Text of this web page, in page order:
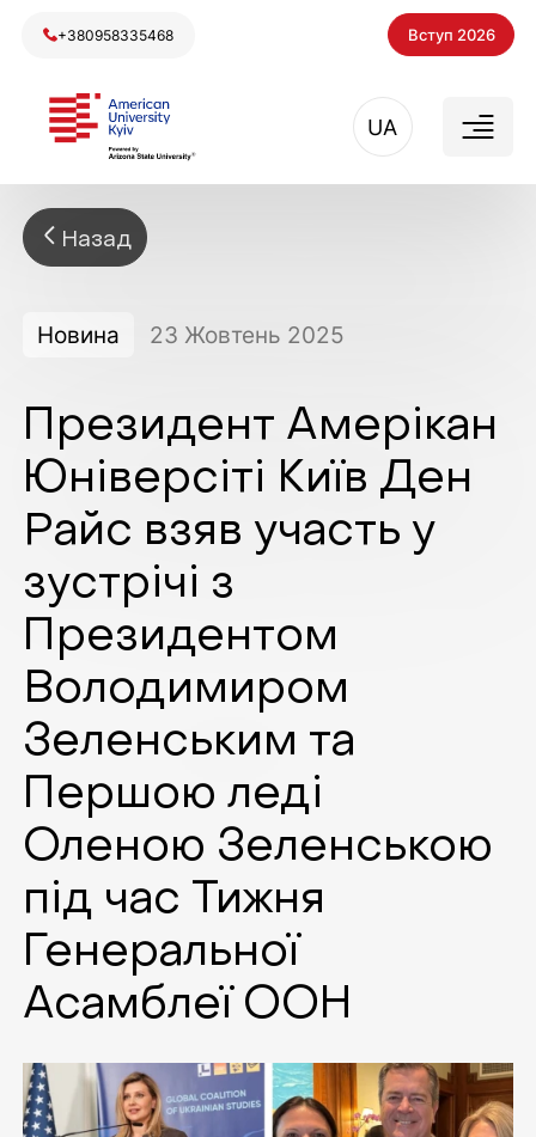
+380958335468 Вступ 2026
UA
Назад
Новина 23 Жовтень 2025
Президент Амерікан
Юніверсіті Київ Ден
Райс взяв участь у
зустрічі з
Президентом
Володимиром
Зеленським та
Першою леді
Оленою Зеленською
під час Тижня
Генеральної
Асамблеї ООН